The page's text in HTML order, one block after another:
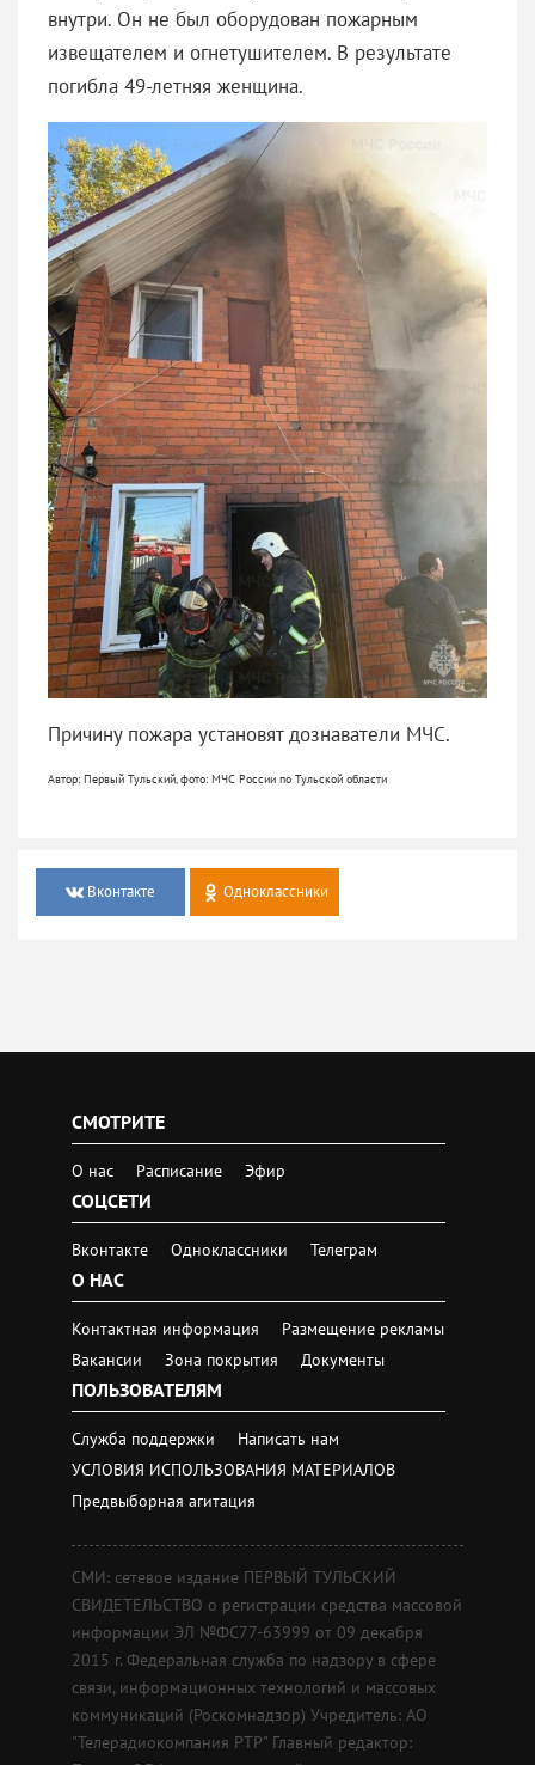
внутри. Он не был оборудован пожарным
извещателем и огнетушителем. В результате
погибла 49-летняя женщина.
Причину пожара установят дознаватели МЧС.
Автор: Первый Тульский, фото: МЧС России по Тульской области
Вконтакте Одноклассники
СМОТРИТЕ
О нас Расписание Эфир
СОЦСЕТИ
Вконтакте Одноклассники Телеграм
О НАС
Контактная информация
Размещение рекламы
Вакансии
Зона покрытия Документы
ПОЛЬЗОВАТЕЛЯМ
Служба поддержки
Написать нам
УСЛОВИЯ ИСПОЛЬЗОВАНИЯ МАТЕРИАЛОВ
Предвыборная агитация
СМИ: сетевое издание ПЕРВЫЙ ТУЛЬСКИЙ
СВИДЕТЕЛЬСТВО о регистрации средства массовой
информации ЭЛ №ФС77-63999 от 09 декабря
2015 г. Федеральная служба по надзору в сфере
связи, информационных технологий и массовых
коммуникаций (Роскомнадзор) Учредитель: АО
"Телерадиокомпания РТР" Главный редактор: